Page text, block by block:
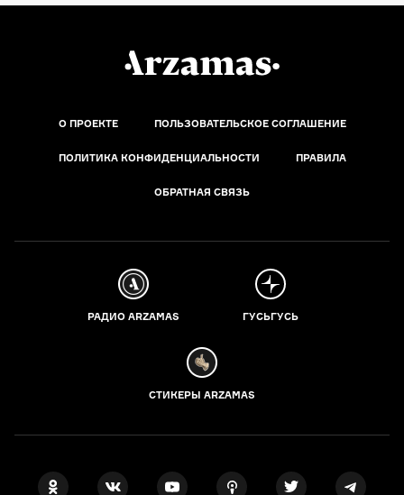
О ПРОЕКТЕ ПОЛЬЗОВАТЕЛЬСКОЕ СОГЛАШЕНИЕ
ПОЛИТИКА КОНФИДЕНЦИАЛЬНОСТИ ПРАВИЛА
ОБРАТНАЯ СВЯЗЬ
РАДИО ARZAMAS ГУСЬГУСЬ
СТИКЕРЫ ARZAMAS